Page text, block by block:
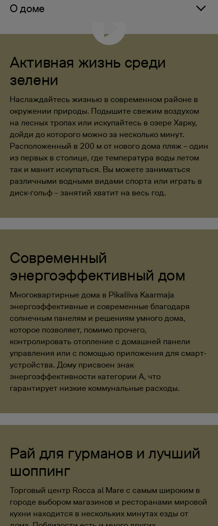
О доме
Активная жизнь среди
зелени
Наслаждайтесь жизнью в современном районе в
окружении природы. Подышите свежим воздухом
на лесных тропах или искупайтесь в озере Харку,
дойди до которого можно за несколько минут.
Расположенный в 200 м от нового дома пляж – один
из первых в столице, где температура воды летом
так и манит искупаться. Вы можете заниматься
различными водными видами спорта или играть в
диск-гольф – занятий хватит на весь год.
Современный
энергоэффективный дом
Многоквартирные дома в Pikaliiva Kaarmaja
энергоэффективные и современные благодаря
солнечным панелям и решениям умного дома,
которое позволяет, помимо прочего,
контролировать отопление с домашней панели
управления или с помощью приложения для смарт-
устройства. Дому присвоен знак
энергоэффективности категории A, что
гарантирует низкие коммунальные расходы.
Рай для гурманов и лучший
шоппинг
Торговый центр Rocca al Mare с самым широким в
городе выбором магазинов и ресторанами мировой
кухни находится в нескольких минутах езды от